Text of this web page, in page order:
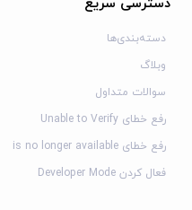
همین دلیل روند بازی تکراری
با پیشرفت در بازی، داستان
سرنخ‌های بیشتری درباره راز
می‌توانید عتیقه‌ها و اشیای
جنبه‌هایی از تاریخ و فرهنگ
بیش از ۳۰۰۰ مرحله،
دسترسی سریع
دسته‌بندی‌ها
وبلاگ
سوالات متداول
رفع خطای Unable to Verify
رفع خطای is no longer available
فعال کردن Developer Mode